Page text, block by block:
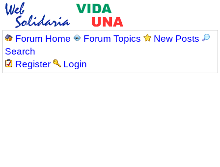
Forum Home Forum Topics
New Posts
Search
Register
Login